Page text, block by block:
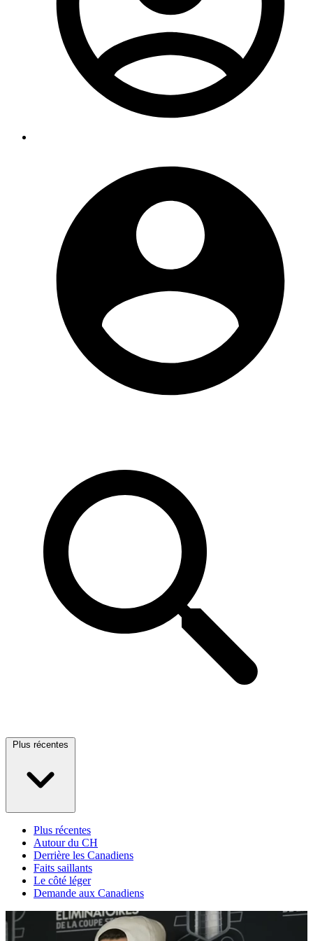
Plus récentes
Plus récentes
Autour du CH
Derrière les Canadiens
Faits saillants
Le côté léger
Demande aux Canadiens